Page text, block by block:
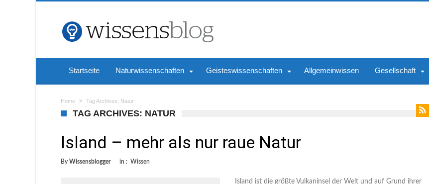
Startseite Naturwissenschaften Geisteswissenschaften Allgemeinwissen Gesellschaft
Home Tag Archives: Natur
TAG ARCHIVES: NATUR
Island – mehr als nur raue Natur
By Wissensblogger in : Wissen
Island ist die größte Vulkaninsel der Welt und auf Grund ihrer